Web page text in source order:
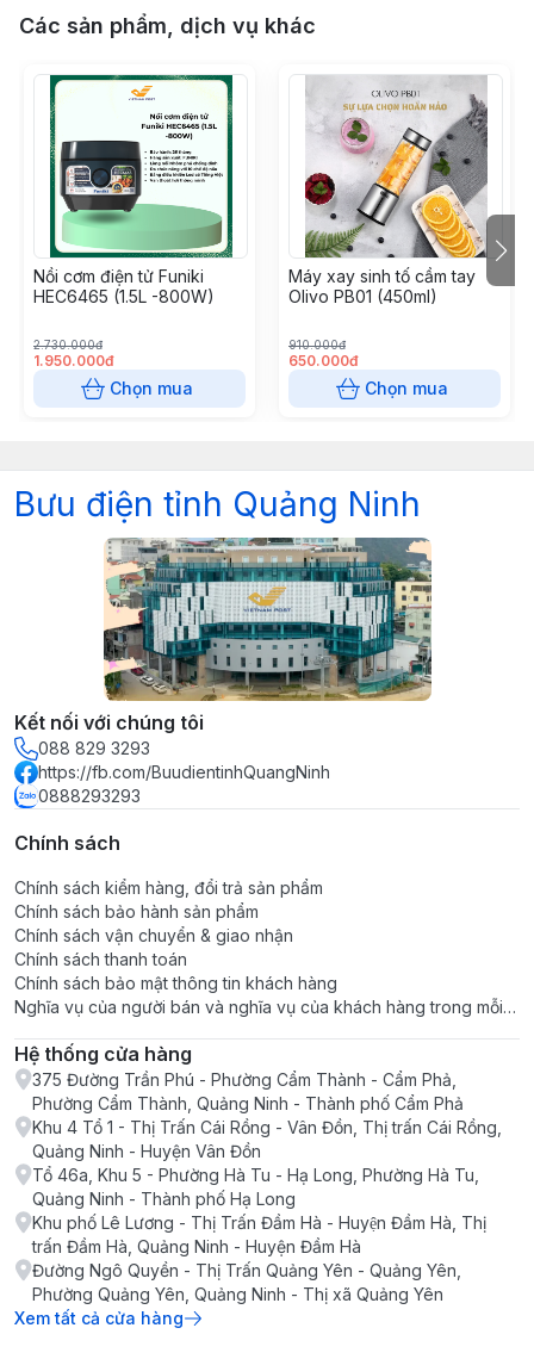
Các sản phẩm, dịch vụ khác
Nồi cơm điện tử Funiki
HEC6465 (1.5L -800W)
2.730.000đ
1.950.000đ
Chọn mua
Máy xay sinh tố cầm tay
Olivo PB01 (450ml)
910.000đ
650.000đ
Chọn mua
Bưu điện tỉnh Quảng Ninh
Kết nối với chúng tôi
088 829 3293
https://fb.com/BuudientinhQuangNinh
0888293293
Chính sách
Chính sách kiểm hàng, đổi trả sản phẩm
Chính sách bảo hành sản phẩm
Chính sách vận chuyển & giao nhận
Chính sách thanh toán
Chính sách bảo mật thông tin khách hàng
Nghĩa vụ của người bán và nghĩa vụ của khách hàng trong mỗi
Hệ thống cửa hàng
375 Đường Trần Phú - Phường Cẩm Thành - Cẩm Phả,
Phường Cẩm Thành, Quảng Ninh - Thành phố Cẩm Phả
Khu 4 Tổ 1 - Thị Trấn Cái Rồng - Vân Đồn, Thị trấn Cái Rồng,
Quảng Ninh - Huyện Vân Đồn
Tổ 46a, Khu 5 - Phường Hà Tu - Hạ Long, Phường Hà Tu,
Quảng Ninh - Thành phố Hạ Long
Khu phố Lê Lương - Thị Trấn Đầm Hà - Huyện Đầm Hà, Thị
trấn Đầm Hà, Quảng Ninh - Huyện Đầm Hà
Đường Ngô Quyền - Thị Trấn Quảng Yên - Quảng Yên,
Phường Quảng Yên, Quảng Ninh - Thị xã Quảng Yên
Xem tất cả cửa hàng